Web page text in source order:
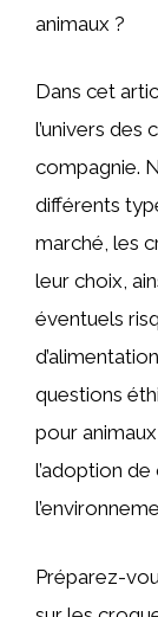
animaux ?
Dans cet
l’univers
compagnie.
différents
marché, les
leur choix,
éventuels
questions
pour
l’adoption
Préparez-